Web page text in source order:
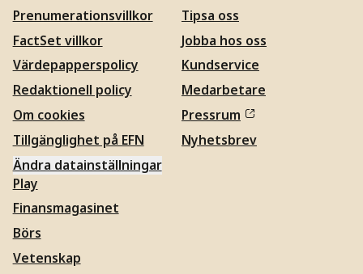
Prenumerationsvillkor
FactSet villkor
Värdepapperspolicy
Redaktionell policy
Om cookies
Tillgänglighet på EFN
Ändra datainställningar
Tipsa oss
Jobba hos oss
Kundservice
Medarbetare
Pressrum
Nyhetsbrev
Play
Finansmagasinet
Börs
Vetenskap